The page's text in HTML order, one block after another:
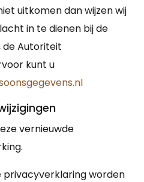
uitkomen dan wijzen wij
in te dienen bij de
Autoriteit
kunt u
vernieuwde
privacyverklaring worden